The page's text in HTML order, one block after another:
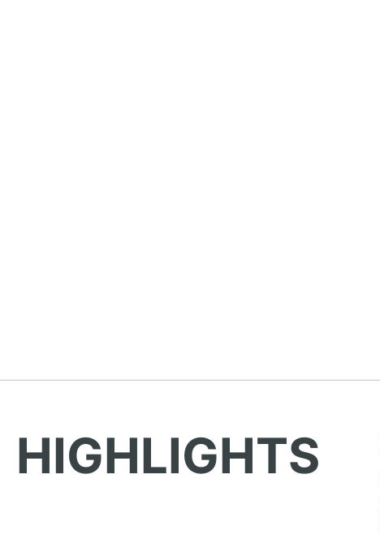
HIGHLIGHTS